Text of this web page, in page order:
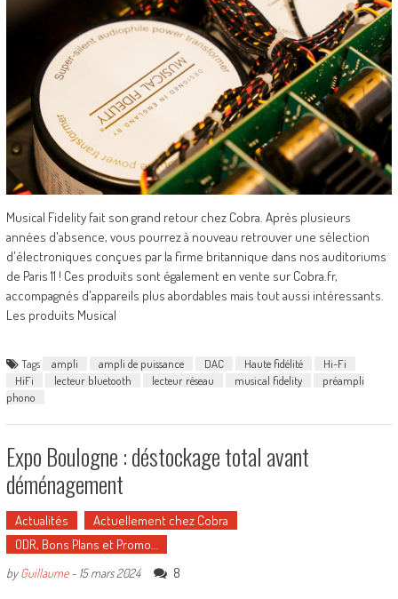
Musical Fidelity fait son grand retour chez Cobra. Après plusieurs
années d'absence, vous pourrez à nouveau retrouver une sélection
d'électroniques conçues par la firme britannique dans nos auditoriums
de Paris 11 ! Ces produits sont également en vente sur Cobra.fr,
accompagnés d'appareils plus abordables mais tout aussi intéressants.
Les produits Musical
Tags ampli ampli de puissance DAC Haute fidélité
Hi-Fi
HiFi
lecteur bluetooth lecteur réseau musical fidelity
préampli
phono
Expo Boulogne : déstockage total avant
déménagement
Actualités
Actuellement chez Cobra
ODR, Bons Plans et Promo…
byGuillaume- 15 mars 2024 8